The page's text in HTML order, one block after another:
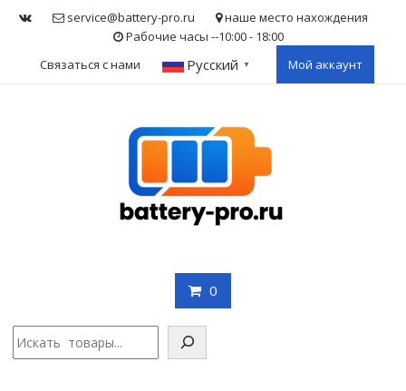
service@battery-pro.ru
наше место нахождения
Рабочие часы --10:00 - 18:00
Связаться с нами
Русский ▼ Мой аккаунт
0